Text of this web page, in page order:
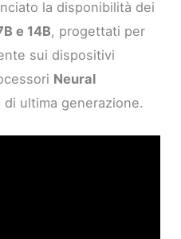
la disponibilità dei
e 14B, progettati per
sui dispositivi
Neural
di ultima generazione.